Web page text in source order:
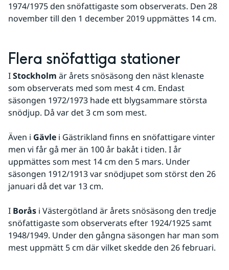
1974/1975 den snöfattigaste som observerats. Den 28
november till den 1 december 2019 uppmättes 14 cm.
Flera snöfattiga stationer
I Stockholm är årets snösäsong den näst klenaste
som observerats med som mest 4 cm. Endast
säsongen 1972/1973 hade ett blygsammare största
snödjup. Då var det 3 cm som mest.
Även i Gävle i Gästrikland finns en snöfattigare vinter
men vi får gå mer än 100 år bakåt i tiden. I år
uppmättes som mest 14 cm den 5 mars. Under
säsongen 1912/1913 var snödjupet som störst den 26
januari då det var 13 cm.
I Borås i Västergötland är årets snösäsong den tredje
snöfattigaste som observerats efter 1924/1925 samt
1948/1949. Under den gångna säsongen har man som
mest uppmätt 5 cm där vilket skedde den 26 februari.